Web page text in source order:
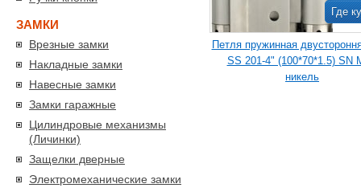
ЗАМКИ
Врезные замки
Накладные замки
Навесные замки
Замки гаражные
Цилиндровые механизмы
(Личинки)
Защелки дверные
Электромеханические замки
Где
Петля пружинная
SS 201-4" (100*70*1.5) SN
никель